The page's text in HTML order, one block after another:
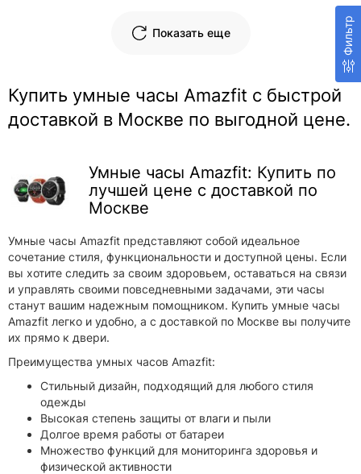
Фильтр
Показать еще
Купить умные часы Amazfit с быстрой
доставкой в Москве по выгодной цене.
Умные часы Amazfit: Купить по
лучшей цене с доставкой по
Москве
Умные часы Amazfit представляют собой идеальное
сочетание стиля, функциональности и доступной цены. Если
вы хотите следить за своим здоровьем, оставаться на связи
и управлять своими повседневными задачами, эти часы
станут вашим надежным помощником. Купить умные часы
Amazfit легко и удобно, а с доставкой по Москве вы получите
их прямо к двери.
Преимущества умных часов Amazfit:
Стильный дизайн, подходящий для любого стиля
одежды
Высокая степень защиты от влаги и пыли
Долгое время работы от батареи
Множество функций для мониторинга здоровья и
физической активности